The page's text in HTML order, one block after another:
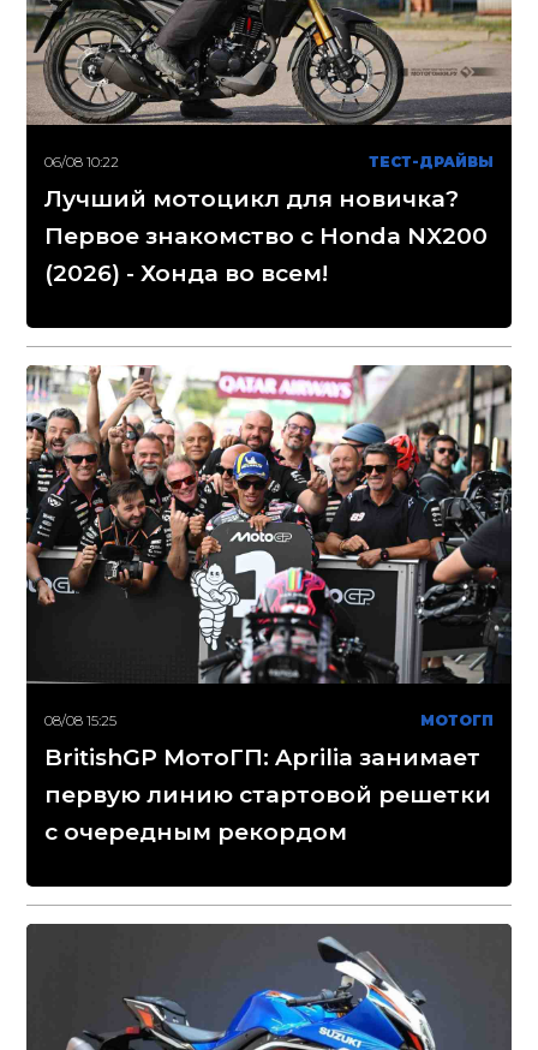
06/08 10:22 ТЕСТ-ДРАЙВЫ
Лучший мотоцикл для новичка?
Первое знакомство с Honda NX200
(2026) - Хонда во всем!
08/08 15:25 МОТОГП
BritishGP МотоГП: Aprilia занимает
первую линию стартовой решетки
с очередным рекордом